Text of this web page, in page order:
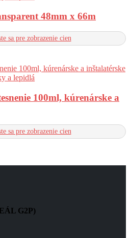
48mm x 66m
sa pre zobrazenie cien
a lepidlá
100ml, kúrenárske a
sa pre zobrazenie cien
G2P)